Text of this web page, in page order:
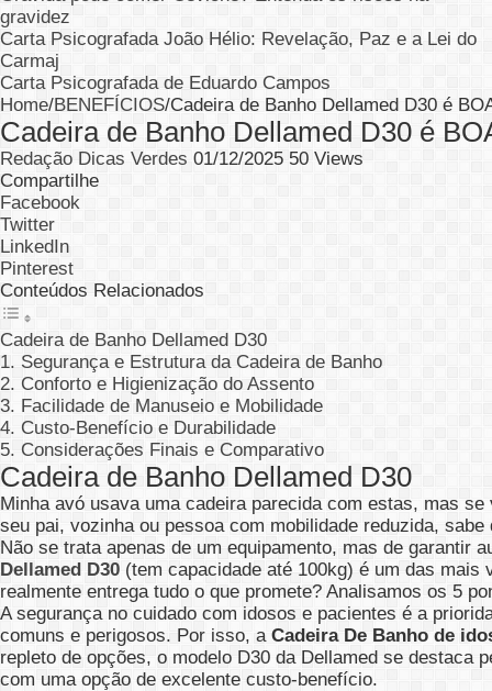
gravidez
Carta Psicografada João Hélio: Revelação, Paz e a Lei do
Carmaj
Carta Psicografada de Eduardo Campos
Home/BENEFÍCIOS/Cadeira de Banho Dellamed D30 é
Cadeira de Banho Dellamed D30 é
Redação Dicas Verdes 01/12/2025 50 Views
Compartilhe
Facebook
Twitter
LinkedIn
Pinterest
Conteúdos Relacionados
Cadeira de Banho Dellamed D30
1. Segurança e Estrutura da Cadeira de Banho
2. Conforto e Higienização do Assento
3. Facilidade de Manuseio e Mobilidade
4. Custo-Benefício e Durabilidade
5. Considerações Finais e Comparativo
Cadeira de Banho Dellamed D30
Minha avó usava uma cadeira parecida com estas, mas
seu pai, vozinha ou pessoa com mobilidade reduzida,
Não se trata apenas de um equipamento, mas de garantir
Dellamed D30 (tem capacidade até 100kg) é um das mais
realmente entrega tudo o que promete? Analisamos os 5
A segurança no cuidado com idosos e pacientes é a
comuns e perigosos. Por isso, a Cadeira De Banho de
repleto de opções, o modelo D30 da Dellamed se destaca
com uma opção de excelente custo-benefício.